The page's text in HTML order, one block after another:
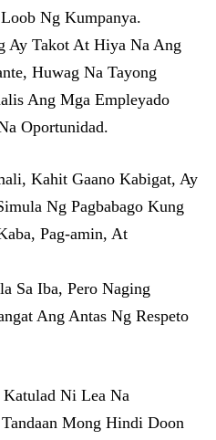
Ng Kumpanya.
Ay Takot At Hiya Na Ang
Huwag Na Tayong
Ang Mga Empleyado
Oportunidad.
Kahit Gaano Kabigat, Ay
Ng Pagbabago Kung
Pag-amin, At
Sa Iba, Pero Naging
Ang Antas Ng Respeto
Ni Lea Na
Mong Hindi Doon